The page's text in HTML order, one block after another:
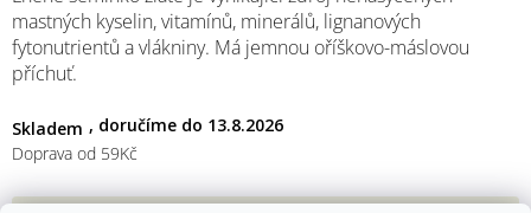
Skladem 13.8.2026
mastných kyselin, vitamínů, minerálů, lignanových
fytonutrientů a vlákniny. Má jemnou oříškovo-máslovou
příchuť.
Doprava od 59Kč